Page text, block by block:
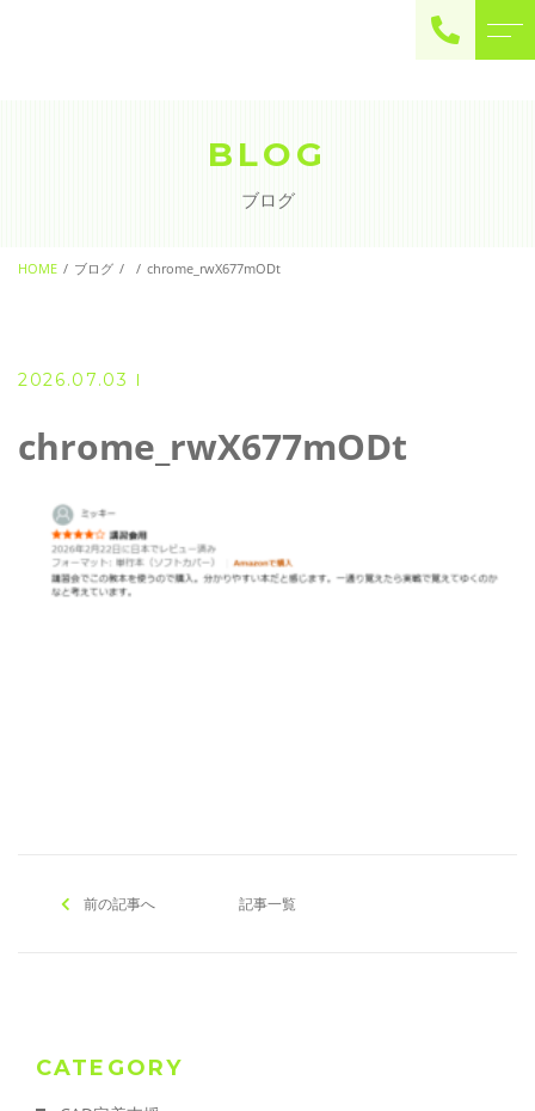
contact
BLOG
ブログ
HOME ブログ chrome_rwX677mODt
2026.07.03
chrome_rwX677mODt
前の記事へ 記事一覧
CATEGORY